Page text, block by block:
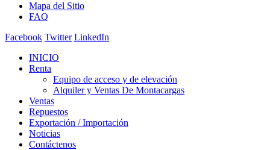
Mapa del Sitio
FAQ
Facebook Twitter LinkedIn
INICIO
Renta
Equipo de acceso y de elevación
Alquiler y Ventas De Montacargas
Ventas
Repuestos
Exportación / Importación
Noticias
Contáctenos